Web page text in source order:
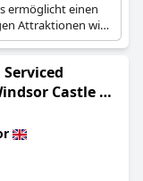
ermöglicht einen
Attraktionen wie
Castle &